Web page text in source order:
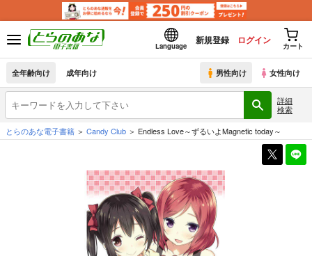
Language
新規登録 ログイン
カート
全年齢向け 成年向け 男性向け 女性向け
詳細
検索
とらのあな電子書籍
Candy Club Endless Love～ずるいよMagnetic today～